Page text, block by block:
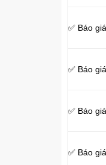
✅ Báo
✅ Báo
✅ Báo
✅ Báo